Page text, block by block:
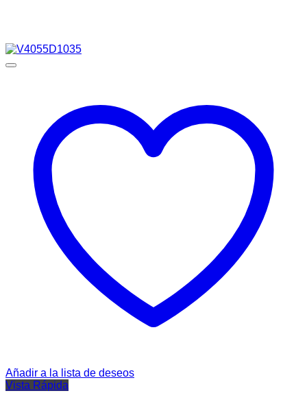
Añadir a la lista de deseos
Vista Rápida